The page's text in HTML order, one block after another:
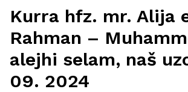
Kurra hfz. mr. Alija
Rahman –
alejhi selam, naš
09. 2024